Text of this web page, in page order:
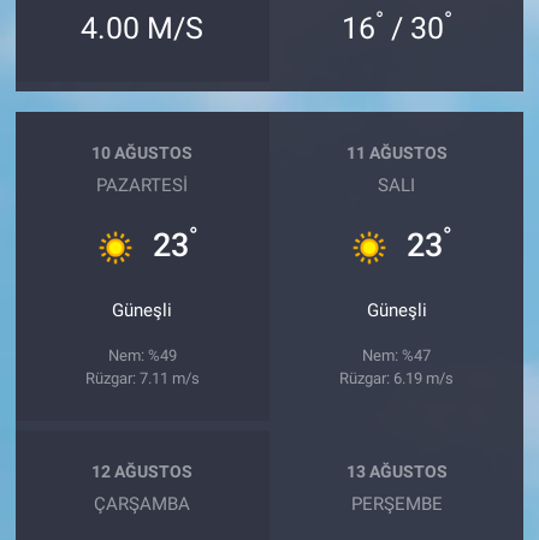
4.00 M/S 16° / 30°
10 AĞUSTOS
PAZARTESI
23°
Güneşli
Nem: %49
Rüzgar: 7.11 m/s
11 AĞUSTOS
SALI
23°
Güneşli
Nem: %47
Rüzgar: 6.19 m/s
12 AĞUSTOS
ÇARŞAMBA
13 AĞUSTOS
PERŞEMBE